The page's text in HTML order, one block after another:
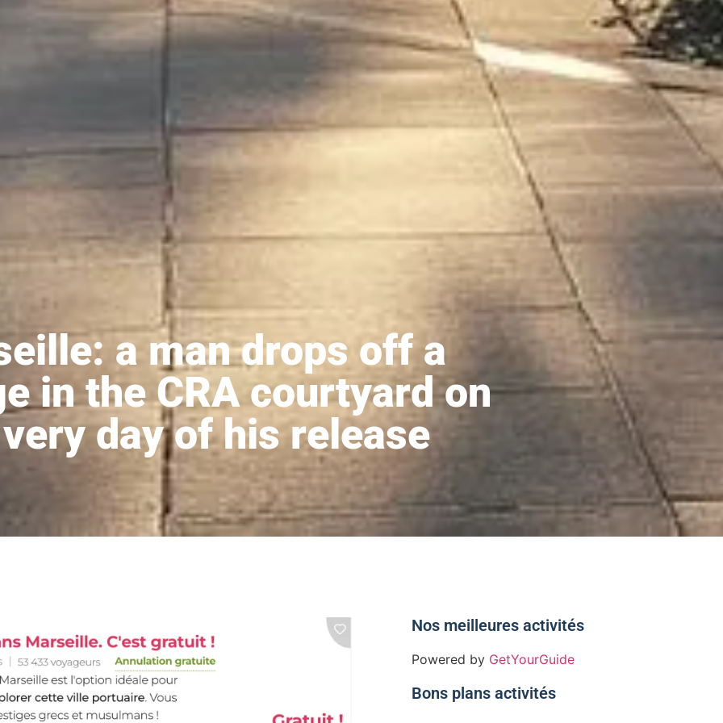
a man drops off a
in the CRA courtyard on
day of his release
Nos meilleures activités
Powered by GetYourGuide
Bons plans activités